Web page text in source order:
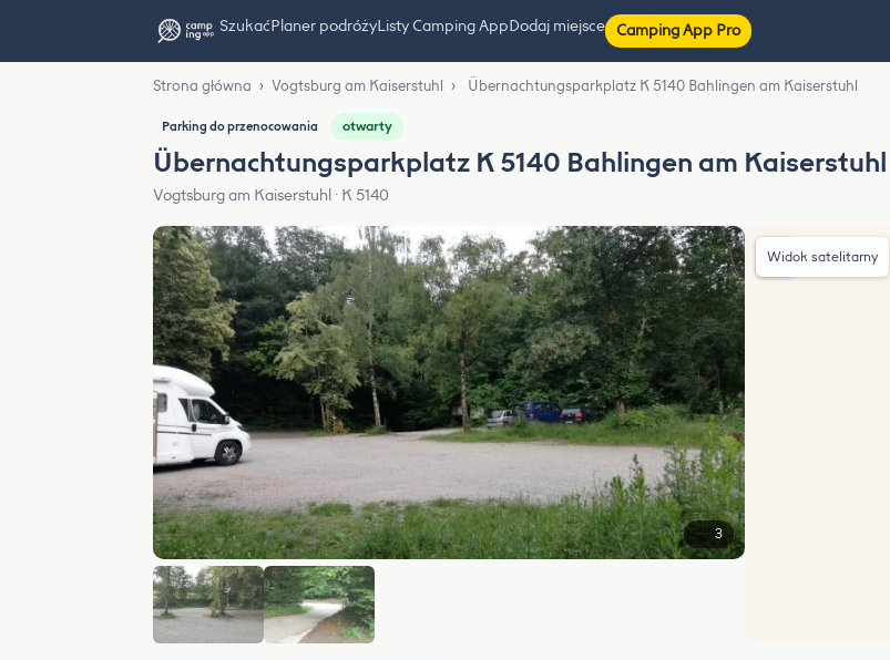
SzukaćPlaner podróżyListy Camping AppDodaj miejsce Camping App Pro
Strona główna › Vogtsburg am Kaiserstuhl › Übernachtungsparkplatz K 5140 Bahlingen am Kaiserstuhl
Parking do przenocowania otwarty
Übernachtungsparkplatz K 5140 Bahlingen am Kaiserstuhl
Vogtsburg am Kaiserstuhl · K 5140
3
Widok satelitarny